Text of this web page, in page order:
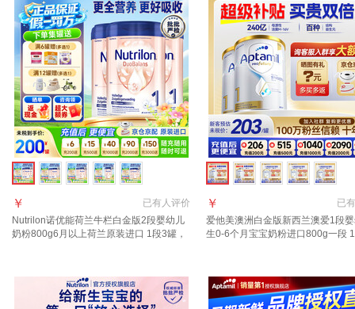
已有人评价
￥
Nutrilon诺优能荷兰牛栏白金版2段婴幼儿
奶粉800g6月以上荷兰原装进口 1段3罐，
已有
￥
爱他美澳洲白金版新西兰澳爱1段
生0-6个月宝宝奶粉进口800g一段